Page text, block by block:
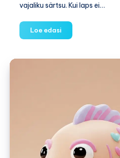
vajaliku särtsu. Kui laps ei…
Loe edasi
ise: